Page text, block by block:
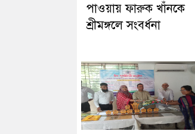
পাওয়ায় ফারুক খাঁনকে
শ্রীমঙ্গলে সংবর্ধনা